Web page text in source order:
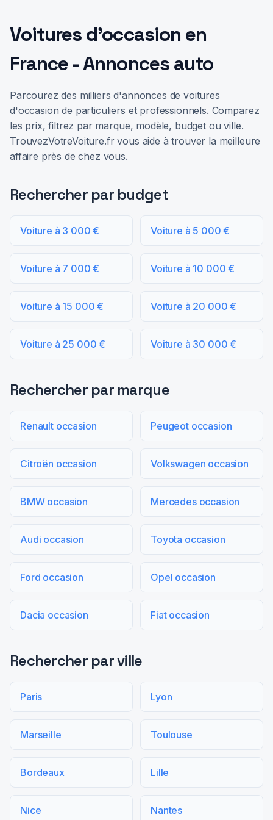
Voitures d'occasion en
France - Annonces auto
Parcourez des milliers d'annonces de voitures
d'occasion de particuliers et professionnels. Comparez
les prix, filtrez par marque, modèle, budget ou ville.
TrouvezVotreVoiture.fr vous aide à trouver la meilleure
affaire près de chez vous.
Rechercher par budget
Voiture à 3 000 € Voiture à 5 000 €
Voiture à 7 000 € Voiture à 10 000 €
Voiture à 15 000 € Voiture à 20 000 €
Voiture à 25 000 € Voiture à 30 000 €
Rechercher par marque
Renault occasion Peugeot occasion
Citroën occasion Volkswagen occasion
BMW occasion Mercedes occasion
Audi occasion Toyota occasion
Ford occasion Opel occasion
Dacia occasion Fiat occasion
Rechercher par ville
Paris Lyon
Marseille Toulouse
Bordeaux Lille
Nice Nantes